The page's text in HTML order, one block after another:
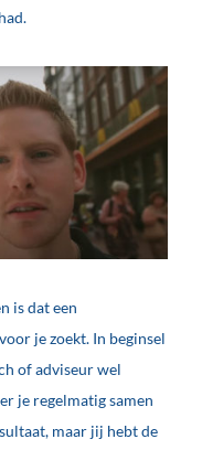
is dat een
je zoekt. In beginsel
of adviseur wel
je regelmatig samen
maar jij hebt de